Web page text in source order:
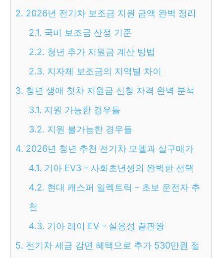
2. 2026년 전기차 보조금 지원 금액 완벽 정리
2.1. 국비 보조금 산정 기준
2.2. 청년 추가 지원금 계산 방법
2.3. 지자체 보조금의 지역별 차이
3. 청년 생애 첫차 지원금 신청 자격 완벽 분석
3.1. 지원 가능한 경우들
3.2. 지원 불가능한 경우들
4. 2026년 청년 추천 전기차 모델과 실구매가
4.1. 기아 EV3 – 사회초년생의 완벽한 선택
4.2. 현대 캐스퍼 일렉트릭 – 초보 운전자 추
천
4.3. 기아 레이 EV – 실용성 끝판왕
5. 전기차 세금 감면 혜택으로 추가 530만원 절